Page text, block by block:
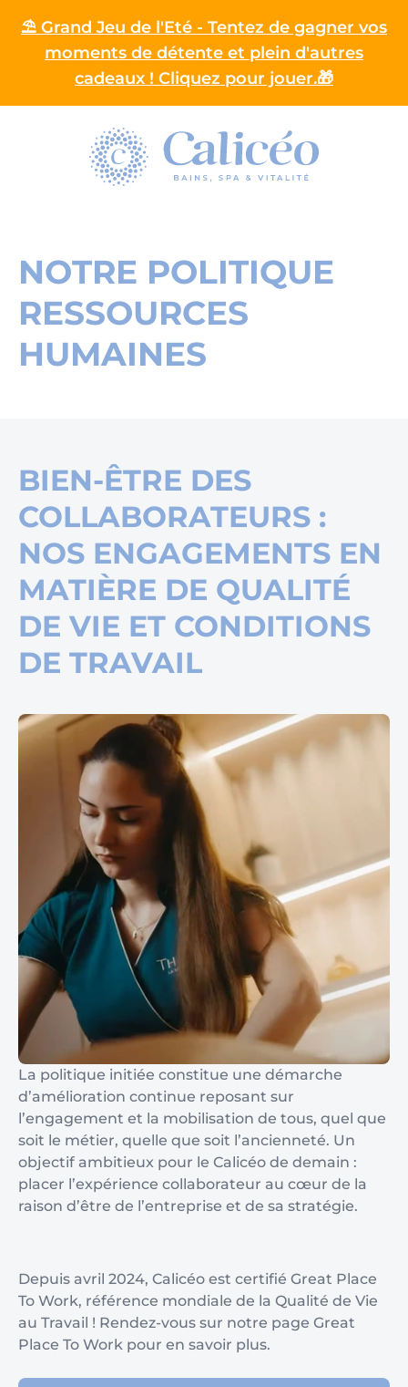
⛱️ Grand Jeu de l'Eté - Tentez de gagner vos
moments de détente et plein d'autres
cadeaux ! Cliquez pour jouer.🎁
Homepage
NOTRE POLITIQUE
RESSOURCES
HUMAINES
BIEN-ÊTRE DES
COLLABORATEURS :
NOS ENGAGEMENTS EN
MATIÈRE DE QUALITÉ
DE VIE ET CONDITIONS
DE TRAVAIL
La politique initiée constitue une démarche
d’amélioration continue reposant sur
l’engagement et la mobilisation de tous, quel que
soit le métier, quelle que soit l’ancienneté. Un
objectif ambitieux pour le Calicéo de demain :
placer l’expérience collaborateur au cœur de la
raison d’être de l’entreprise et de sa stratégie.
Depuis avril 2024, Calicéo est certifié Great Place
To Work, référence mondiale de la Qualité de Vie
au Travail ! Rendez-vous sur notre page Great
Place To Work pour en savoir plus.